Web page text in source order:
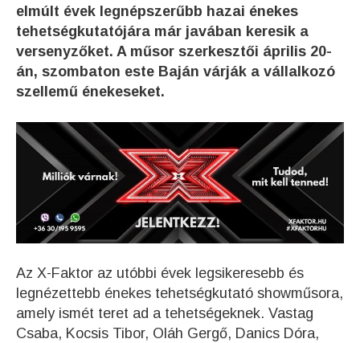
elmúlt évek legnépszerűbb hazai énekes
tehetségkutatójára már javában keresik a
versenyzőket. A műsor szerkesztői április 20-
án, szombaton este Baján várják a vállalkozó
szellemű énekeseket.
Az X-Faktor az utóbbi évek legsikeresebb és
legnézettebb énekes tehetségkutató showműsora,
amely ismét teret ad a tehetségeknek. Vastag
Csaba, Kocsis Tibor, Oláh Gergő, Danics Dóra,